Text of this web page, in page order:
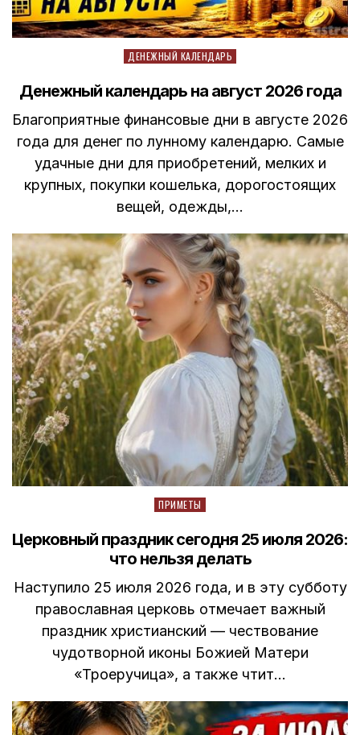
Posted
ДЕНЕЖНЫЙ КАЛЕНДАРЬ
Денежный календарь на август 2026 года
Благоприятные финансовые дни в августе 2026
года для денег по лунному календарю. Самые
удачные дни для приобретений, мелких и
крупных, покупки кошелька, дорогостоящих
вещей, одежды,…
Posted
ПРИМЕТЫ
Церковный праздник сегодня 25 июля 2026:
что нельзя делать
Наступило 25 июля 2026 года, и в эту субботу
православная церковь отмечает важный
праздник христианский — чествование
чудотворной иконы Божией Матери
«Троеручица», а также чтит…